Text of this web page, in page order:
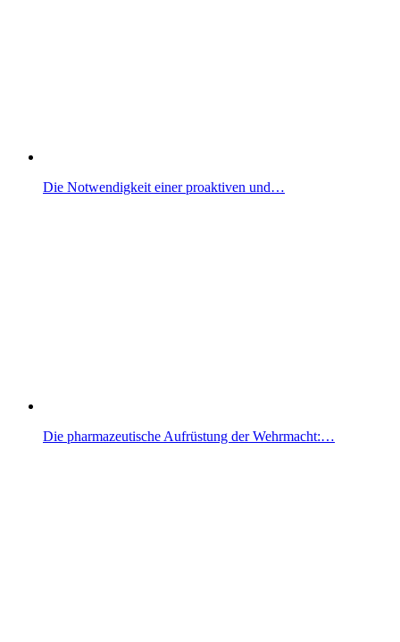
Die Notwendigkeit einer proaktiven und…
Die pharmazeutische Aufrüstung der Wehrmacht:…